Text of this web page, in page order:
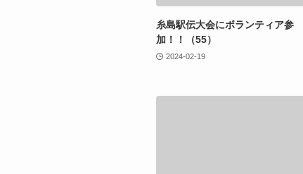
糸島駅伝大会にボランティア参
加！！（55）
2024-02-19